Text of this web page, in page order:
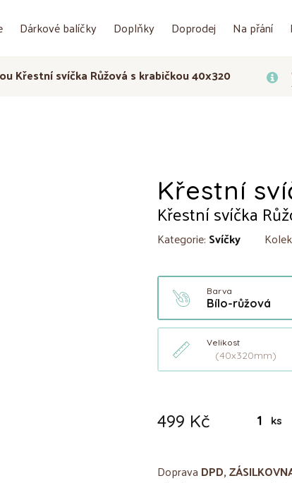
Dárkové balíčky Doplňky Doprodej Na přání
Křestní svíčka Růžová s krabičkou 40x320
Křestní
Křestní svíčka
Kategorie: Svíčky
Barva
Bílo-růžová
Velikost
(40x320mm)
499 Kč ks
Doprava DPD,